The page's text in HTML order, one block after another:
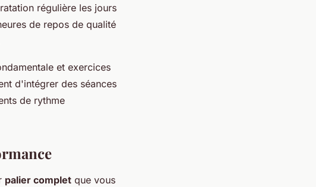
régulière les jours
de repos de qualité
et exercices
d'intégrer des séances
de rythme
palier complet que vous